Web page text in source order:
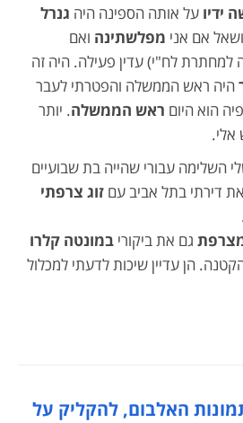
ידיו על אותה הספינה היה גנרל
אם אני מפלשתינה ואם
למחתרת לח"י) עדין פעילה. היה זה
היה ראש הממשלה והפטרתי לעבר
הוא היום ראש הממשלה. יותר
אלי.
השלימה עבורי שהייה בת שבועיים
דירתי בתל אביב עם זוג צרפתי
גם את ביקורי במונטה קלרו
הן עדיין שיכות לדעתי למכלול
האלבום, להקליק על